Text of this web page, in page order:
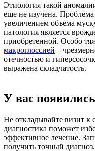
Этиология такой
еще не изучена.
увеличением объема
патология является
приобретенной. Особо
макроглоссией –
отечностью и
выражена складчатость.
У вас
Не откладывайте визит к
диагностика поможет
эффективное лечение.
получить точный диагноз.